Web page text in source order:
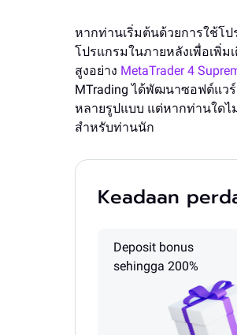
หากท่านเริ่มต้นด้วยการใช้โป
โปรแกรมในภายหลังเพื่อเพิ่ม
สูงอย่าง MetaTrader 4
MTrading ได้พัฒนาซอฟต์แวร์
หลายรูปแบบ แต่หากท่านใดไ
สำหรับท่านนัก
Keadaan
Deposit bonus
sehingga 200%